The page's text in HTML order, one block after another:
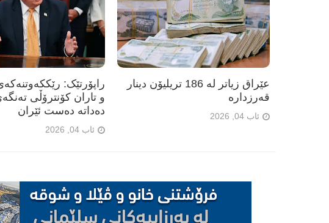
راپۆرتێک:
و تاران کۆنترۆڵی
دەداتە دەست ئێران
ئاب 04, 2026
عێراق زیاتر لە 186 تریلیۆن دینار
قەرزدارە
ئاب 04, 2026